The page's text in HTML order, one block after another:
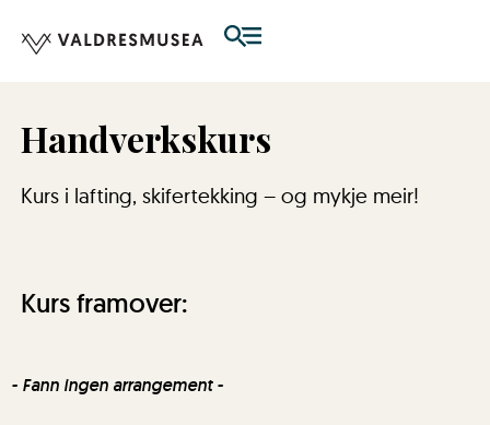
Handverkskurs
Kurs i lafting, skifertekking – og mykje meir!
Kurs framover:
- Fann ingen arrangement -